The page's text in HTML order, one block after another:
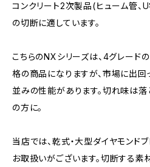
コンクリート2次製品(ヒューム管、
の切断に適しています。
こちらのNXシリーズは、4グレード
格の商品になりますが、市場に出回
並みの性能があります。切れ味は落
の方に。
当店では、乾式・大型ダイヤモンド
お取扱いがございます。切断する素